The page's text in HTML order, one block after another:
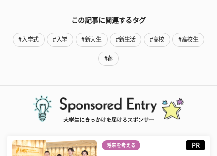
この記事に関連するタグ
#入学式 #入学 #新入生 #新生活 #高校 #高校生
#春
大学生にきっかけを届けるスポンサー
将来を考える PR